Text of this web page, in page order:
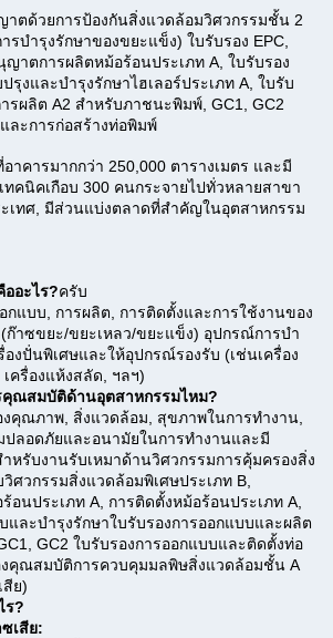
าตด้วยการป้องกันสิ่งแวดล้อมวิศวกรรมชั้น 2
รบํารุงรักษาของขยะแข็ง) ใบรับรอง EPC,
ญาตการผลิตหม้อร้อนประเภท A, ใบรับรอง
รุงและบํารุงรักษาไฮเลอร์ประเภท A, ใบรับ
รผลิต A2 สําหรับภาชนะพิมพ์, GC1, GC2
ละการก่อสร้างท่อพิมพ์
าคารมากกว่า 250,000 ตารางเมตร และมี
คนิคเกือบ 300 คนกระจายไปทั่วหลายสาขา
เทศ, มีส่วนแบ่งตลาดที่สําคัญในอุตสาหกรรม
อะไร?ครับ
กแบบ, การผลิต, การติดตั้งและการใช้งานของ
ก๊าซขยะ/ขยะเหลว/ขยะแข็ง) อุปกรณ์การบํา
องปั่นพิเศษและให้อุปกรณ์รองรับ (เช่นเครื่อง
ครื่องแห้งสลัด, ฯลฯ)
ณสมบัติด้านอุตสาหกรรมไหม?
คุณภาพ, สิ่งแวดล้อม, สุขภาพในการทํางาน,
ปลอดภัยและอนามัยในการทํางานและมี
รับงานรับเหมาด้านวิศวกรรมการคุ้มครองสิ่ง
ศวกรรมสิ่งแวดล้อมพิเศษประเภท B,
นประเภท A, การติดตั้งหม้อร้อนประเภท A,
และบํารุงรักษาใบรับรองการออกแบบและผลิต
GC2 ใบรับรองการออกแบบและติดตั้งท่อ
คุณสมบัติการควบคุมมลพิษสิ่งแวดล้อมชั้น A
สีย)
ร?
เสีย: